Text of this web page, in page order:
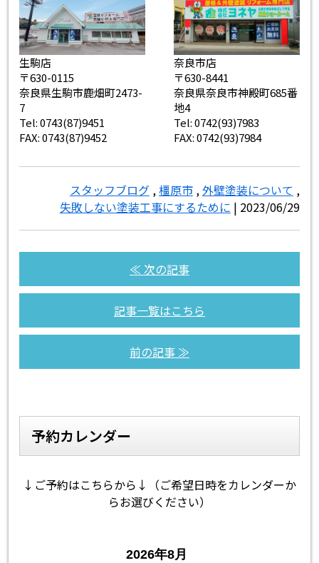
生駒店
〒630-0115
奈良県生駒市鹿畑町2473-
7
Tel: 0743(87)9451
FAX: 0743(87)9452
奈良市店
〒630-8441
奈良県奈良市神殿町685番
地4
Tel: 0742(93)7983
FAX: 0742(93)7984
スタッフブログ, 橿原市, 外壁塗装について ,
失敗しない塗装工事にするために | 2023/06/29
≪ 次の記事
記事一覧はこちら
前の記事 ≫
予約カレンダー
↓ご予約はこちらから↓（ご希望日時をカレンダーか
らお選びください）
2026年8月